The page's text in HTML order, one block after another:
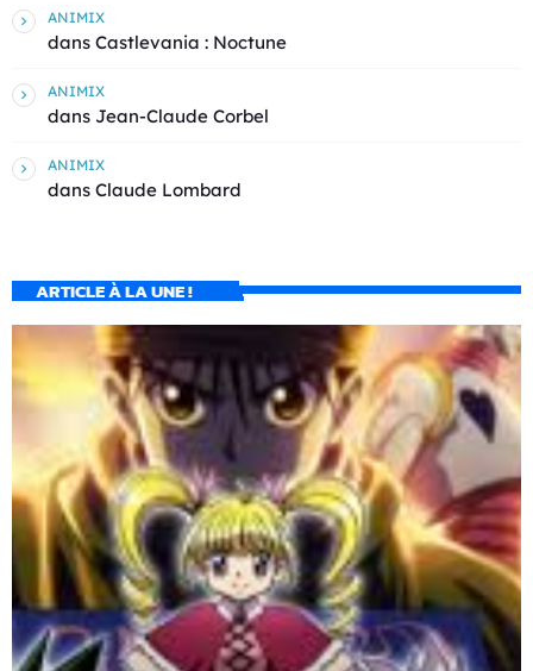
ANIMIX
dans Castlevania : Noctune
ANIMIX
dans Jean-Claude Corbel
ANIMIX
dans Claude Lombard
ARTICLE À LA UNE !